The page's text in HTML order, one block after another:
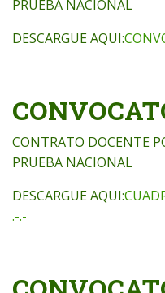
PRUEBA NACIONAL
DESCARGUE AQUI:
CONTRATO DOCENTE
PRUEBA NACIONAL
DESCARGUE AQUI:
.-.-